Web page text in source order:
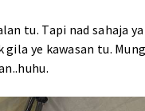
tu. Tapi nad sahaja
gila ye kawasan tu.